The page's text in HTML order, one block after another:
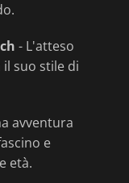
- L'atteso
suo stile di
avventura
e
età.